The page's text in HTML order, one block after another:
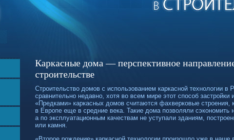
Каркасные дома — перспективное
строительстве
Строительство домов с использованием каркасной технологии в
сравнительно недавно, хотя во всем мире этот способ застройки
«Предками» каркасных домов считаются фахверковые строения,
в Европе еще в средние века. Такие дома позволяли сэкономить
а по эксплуатационным качествам не уступали зданиям,
или камня.